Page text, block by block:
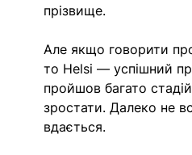
прізвище.
Але якщо говорити
то Helsi — успішний
пройшов багато
зростати. Далеко не
вдається.